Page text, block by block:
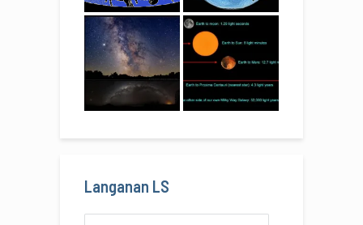
Langanan LS